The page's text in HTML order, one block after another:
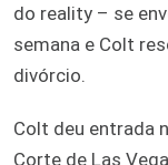
do reality – se
semana e Colt
divórcio.
Colt deu entrada
Corte de Las